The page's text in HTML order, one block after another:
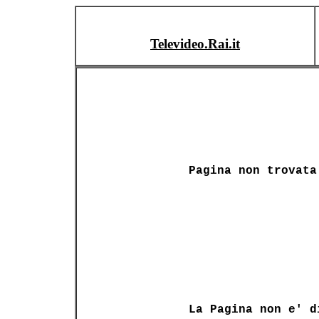
Televideo.Rai.it
Pagina non trovata
La Pagina non e'